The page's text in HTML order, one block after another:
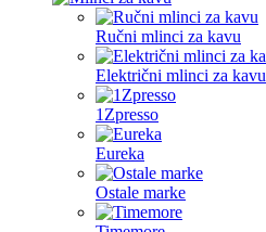
Ručni mlinci za kavu
Električni mlinci za kavu
1Zpresso
Eureka
Ostale marke